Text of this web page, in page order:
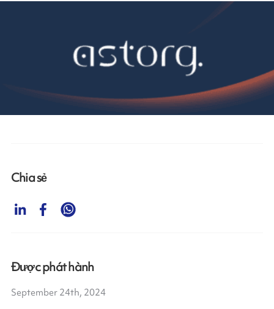
Chia sẻ
Được phát hành
September 24th, 2024